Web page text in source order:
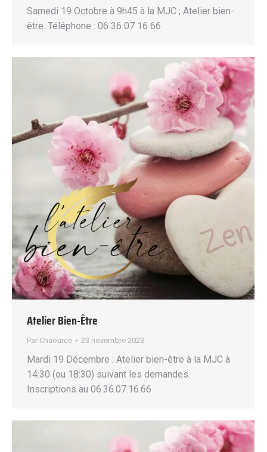
Samedi 19 Octobre à 9h45 à la MJC ; Atelier bien-
être. Téléphone : 06 36 07 16 66
Atelier Bien-Être
Par Chaource 23 novembre 2023
Mardi 19 Décembre : Atelier bien-être à la MJC à
14:30 (ou 18:30) suivant les demandes.
Inscriptions au 06.36.07.16.66